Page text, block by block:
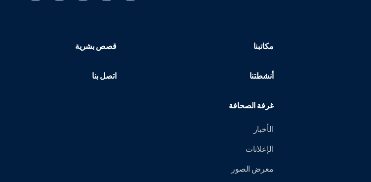
مكاتبنا
أنشطتنا
غرفة الصحافة
الأخبار
الإعلانات
معرض الصور
قصص بشرية
اتصل بنا